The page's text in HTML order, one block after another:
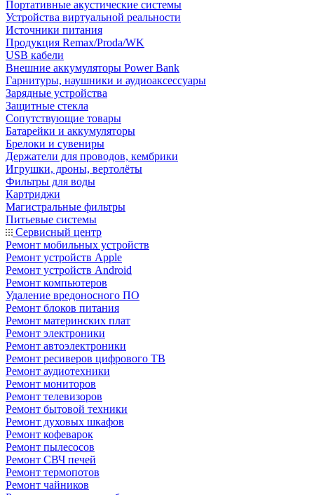
Портативные акустические системы
Устройства виртуальной реальности
Источники питания
Продукция Remax/Proda/WK
USB кабели
Внешние аккумуляторы Power Bank
Гарнитуры, наушники и аудиоаксессуары
Зарядные устройства
Защитные стекла
Сопутствующие товары
Батарейки и аккумуляторы
Брелоки и сувениры
Держатели для проводов, кембрики
Игрушки, дроны, вертолёты
Фильтры для воды
Картриджи
Магистральные фильтры
Питьевые системы
Сервисный центр
Ремонт мобильных устройств
Ремонт устройств Apple
Ремонт устройств Android
Ремонт компьютеров
Удаление вредоносного ПО
Ремонт блоков питания
Ремонт материнских плат
Ремонт электроники
Ремонт автоэлектроники
Ремонт ресиверов цифрового ТВ
Ремонт аудиотехники
Ремонт мониторов
Ремонт телевизоров
Ремонт бытовой техники
Ремонт духовых шкафов
Ремонт кофеварок
Ремонт пылесосов
Ремонт СВЧ печей
Ремонт термопотов
Ремонт чайников